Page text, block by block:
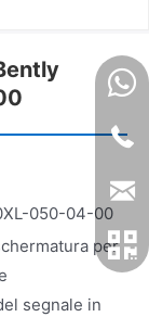
050-04-00
per
segnale in